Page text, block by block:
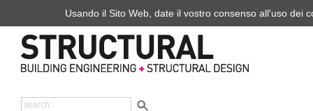
Usando il Sito Web, date il vostro consenso all'uso